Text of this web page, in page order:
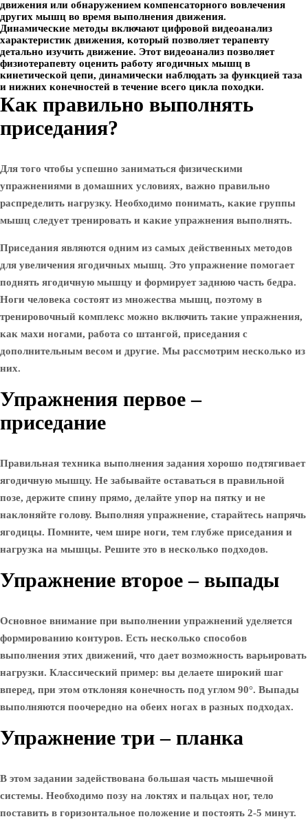
движения или обнаружением компенсаторного вовлечения
других мышц во время выполнения движения.
Динамические методы включают цифровой видеоанализ
характеристик движения, который позволяет терапевту
детально изучить движение. Этот видеоанализ позволяет
физиотерапевту оценить работу ягодичных мышц в
кинетической цепи, динамически наблюдать за функцией таза
и нижних конечностей в течение всего цикла походки.
Как правильно выполнять
приседания?
Для того чтобы успешно заниматься физическими
упражнениями в домашних условиях, важно правильно
распределить нагрузку. Необходимо понимать, какие группы
мышц следует тренировать и какие упражнения выполнять.
Приседания являются одним из самых действенных методов
для увеличения ягодичных мышц. Это упражнение помогает
поднять ягодичную мышцу и формирует заднюю часть бедра.
Ноги человека состоят из множества мышц, поэтому в
тренировочный комплекс можно включить такие упражнения,
как махи ногами, работа со штангой, приседания с
дополнительным весом и другие. Мы рассмотрим несколько из
них.
Упражнения первое –
приседание
Правильная техника выполнения задания хорошо подтягивает
ягодичную мышцу. Не забывайте оставаться в правильной
позе, держите спину прямо, делайте упор на пятку и не
наклоняйте голову. Выполняя упражнение, старайтесь напрячь
ягодицы. Помните, чем шире ноги, тем глубже приседания и
нагрузка на мышцы. Решите это в несколько подходов.
Упражнение второе – выпады
Основное внимание при выполнении упражнений уделяется
формированию контуров. Есть несколько способов
выполнения этих движений, что дает возможность варьировать
нагрузки. Классический пример: вы делаете широкий шаг
вперед, при этом отклоняя конечность под углом 90°. Выпады
выполняются поочередно на обеих ногах в разных подходах.
Упражнение три – планка
В этом задании задействована большая часть мышечной
системы. Необходимо позу на локтях и пальцах ног, тело
поставить в горизонтальное положение и постоять 2-5 минут.